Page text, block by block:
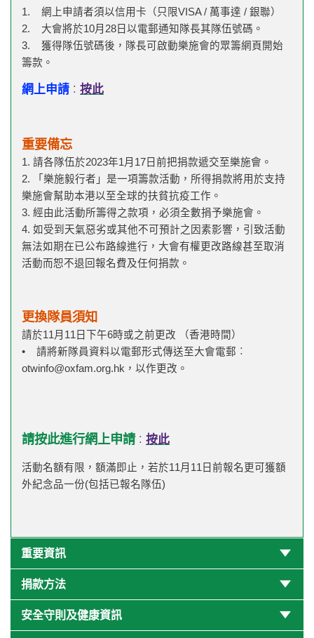
1. 網上申請者須以信用卡（只限VISA / 萬事達 / 銀聯）
2. 大會將於10月28日以電郵通知隊長其隊伍號碼。
3. 獲得隊伍號碼後，隊長可啟動樂施會的眾籌網頁開始
籌款。
網上申請 ︰ 按此
重要備忘
1. 請各隊伍於2023年1月17日前把捐款遞交至樂施會。
2. 「樂施毅行者」是一項籌款活動，所得捐款將用於支持
樂施會幫助本港以至全球的扶貧抗疫工作。
3. 經由此活動所籌得之款項，必須全數捐予樂施會。
4. 如受到天氣惡劣或其他不可預計之因素影響，引致活動
無法如期在已公布路線進行，大會有權更改路線甚至取消
活動而恕不退回報名費及任何捐款。
更換隊員須知
請於11月11日下午6時或之前更改 （香港時間）
• 請將新隊員資料以電郵形式傳送至大會電郵︰
otwinfo@oxfam.org.hk ，以作更改。
請按此進行網上申請︰ 按此
活動名額有限，額滿即止，若於11月11日前報名更可獲額
外紀念品一份(包括已報名隊伍)
重要資訊
捐款方法
安全守則及健康資訊